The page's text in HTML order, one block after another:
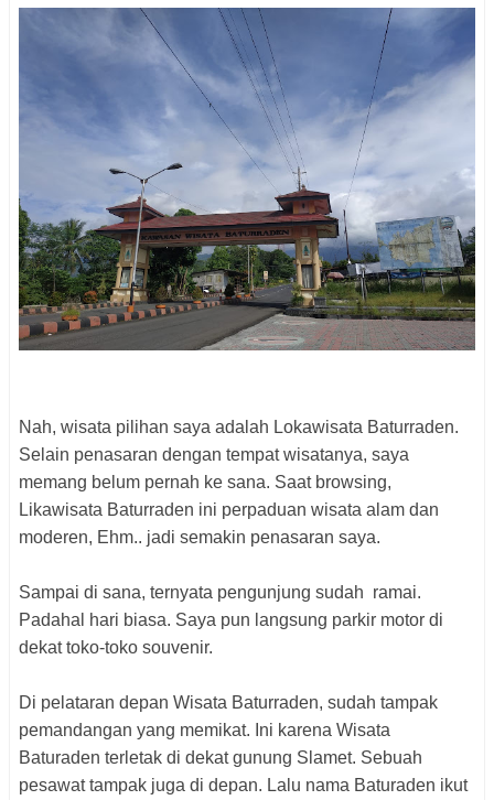
Nah, wisata pilihan saya adalah Lokawisata Baturraden.
Selain penasaran dengan tempat wisatanya, saya
memang belum pernah ke sana. Saat browsing,
Likawisata Baturraden ini perpaduan wisata alam dan
moderen, Ehm.. jadi semakin penasaran saya.
Sampai di sana, ternyata pengunjung sudah ramai.
Padahal hari biasa. Saya pun langsung parkir motor di
dekat toko-toko souvenir.
Di pelataran depan Wisata Baturraden, sudah tampak
pemandangan yang memikat. Ini karena Wisata
Baturaden terletak di dekat gunung Slamet. Sebuah
pesawat tampak juga di depan. Lalu nama Baturaden ikut